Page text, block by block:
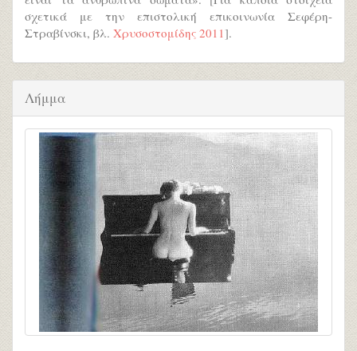
σχετικά με την επιστολική επικοινωνία Σεφέρη-
Στραβίνσκι, βλ. Χρυσοστομίδης 2011].
Λήμμα